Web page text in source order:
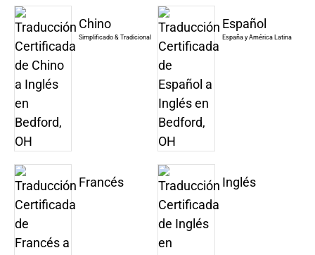
Chino
Simplificado & Tradicional
Español
España y América Latina
Francés Inglés